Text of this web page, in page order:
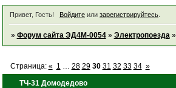
Привет, Гость! Войдитеили зарегистрируйтесь.
» Форум сайта ЭД4М-0054 » Электропоезда »
ТЧ-31 Домодедово
Страница: « 1 28 29 30 31 32 33 34 »